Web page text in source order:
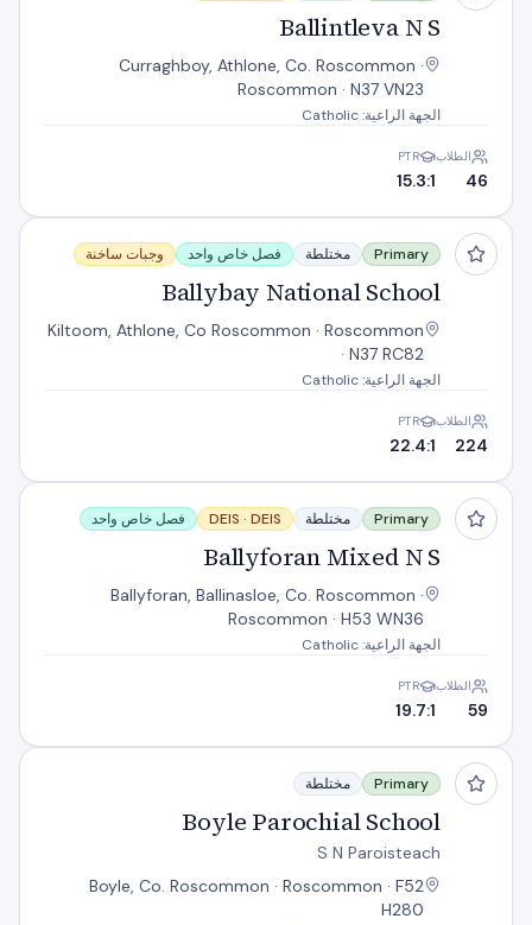
Ballintleva N S
Curraghboy, Athlone, Co. Roscommon ·
Roscommon · N37 VN23
الجهة الراعية: Catholic
الطلاب
46
PTR
15.3:1
Ballybay National School
Primary مختلطة فصل خاص واحد وجبات ساخنة
Ballybay National School
Kiltoom, Athlone, Co Roscommon · Roscommon
· N37 RC82
الجهة الراعية: Catholic
الطلاب
224
PTR
22.4:1
Ballyforan Mixed N S
Primary مختلطة DEIS · DEIS فصل خاص واحد
Ballyforan Mixed N S
Ballyforan, Ballinasloe, Co. Roscommon ·
Roscommon · H53 WN36
الجهة الراعية: Catholic
الطلاب
59
PTR
19.7:1
Boyle Parochial School
Primary مختلطة
Boyle Parochial School
S N Paroisteach
Boyle, Co. Roscommon · Roscommon · F52
H280